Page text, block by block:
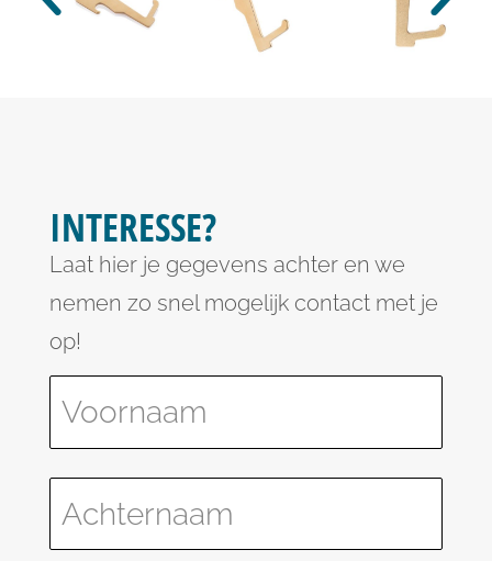
INTERESSE?
Laat hier je gegevens achter en we
nemen zo snel mogelijk contact met je
op!